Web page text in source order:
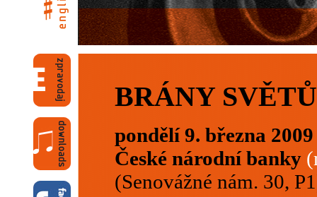
BRÁNY SVĚTŮ
pondělí 9. března
České národní banky
(Senovážné nám. 30,